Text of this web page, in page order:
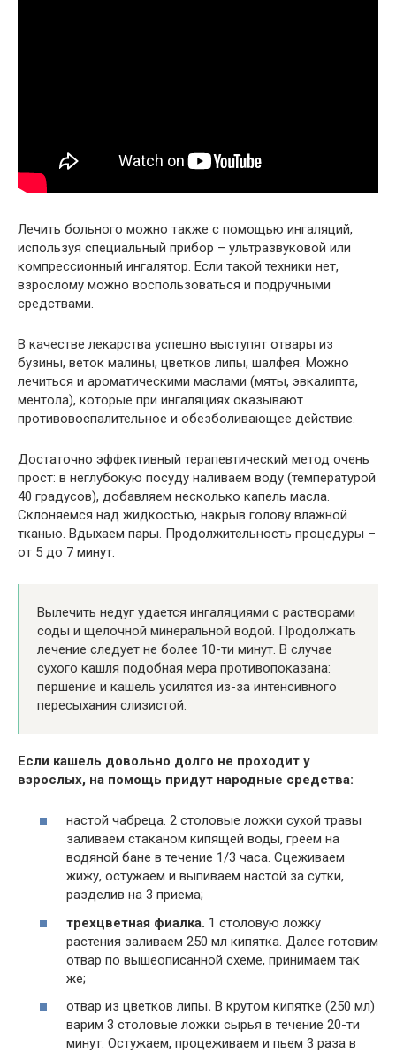
Лечить больного можно также с помощью ингаляций,
используя специальный прибор – ультразвуковой или
компрессионный ингалятор. Если такой техники нет,
взрослому можно воспользоваться и подручными
средствами.
В качестве лекарства успешно выступят отвары из
бузины, веток малины, цветков липы, шалфея. Можно
лечиться и ароматическими маслами (мяты, эвкалипта,
ментола), которые при ингаляциях оказывают
противовоспалительное и обезболивающее действие.
Достаточно эффективный терапевтический метод очень
прост: в неглубокую посуду наливаем воду (температурой
40 градусов), добавляем несколько капель масла.
Склоняемся над жидкостью, накрыв голову влажной
тканью. Вдыхаем пары. Продолжительность процедуры –
от 5 до 7 минут.
Вылечить недуг удается ингаляциями с растворами
соды и щелочной минеральной водой. Продолжать
лечение следует не более 10-ти минут. В случае
сухого кашля подобная мера противопоказана:
першение и кашель усилятся из-за интенсивного
пересыхания слизистой.
Если кашель довольно долго не проходит у
взрослых, на помощь придут народные средства:
настой чабреца. 2 столовые ложки сухой травы
заливаем стаканом кипящей воды, греем на
водяной бане в течение 1/3 часа. Сцеживаем
жижу, остужаем и выпиваем настой за сутки,
разделив на 3 приема;
трехцветная фиалка. 1 столовую ложку
растения заливаем 250 мл кипятка. Далее готовим
отвар по вышеописанной схеме, принимаем так
же;
отвар из цветков липы. В крутом кипятке (250 мл)
варим 3 столовые ложки сырья в течение 20-ти
минут. Остужаем, процеживаем и пьем 3 раза в